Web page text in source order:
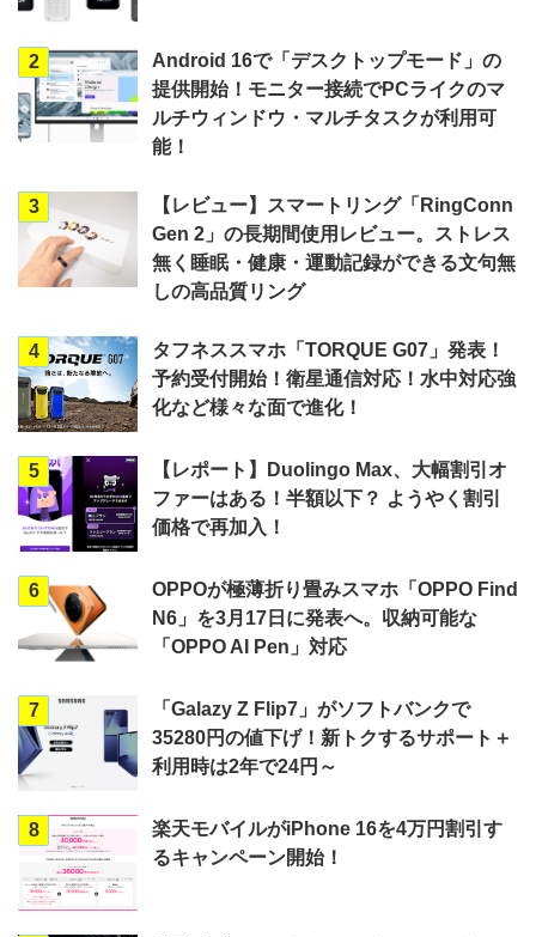
2
Android 16で「デスクトップモード」の
提供開始！モニター接続でPCライクのマ
ルチウィンドウ・マルチタスクが利用可
能！
3
【レビュー】スマートリング「RingConn
Gen 2」の長期間使用レビュー。ストレス
無く睡眠・健康・運動記録ができる文句無
しの高品質リング
4
タフネススマホ「TORQUE G07」発表！
予約受付開始！衛星通信対応！水中対応強
化など様々な面で進化！
5
【レポート】Duolingo Max、大幅割引オ
ファーはある！半額以下？ ようやく割引
価格で再加入！
6
OPPOが極薄折り畳みスマホ「OPPO Find
N6」を3月17日に発表へ。収納可能な
「OPPO AI Pen」対応
7
「Galazy Z Flip7」がソフトバンクで
35280円の値下げ！新トクするサポート＋
利用時は2年で24円～
8
楽天モバイルがiPhone 16を4万円割引す
るキャンペーン開始！